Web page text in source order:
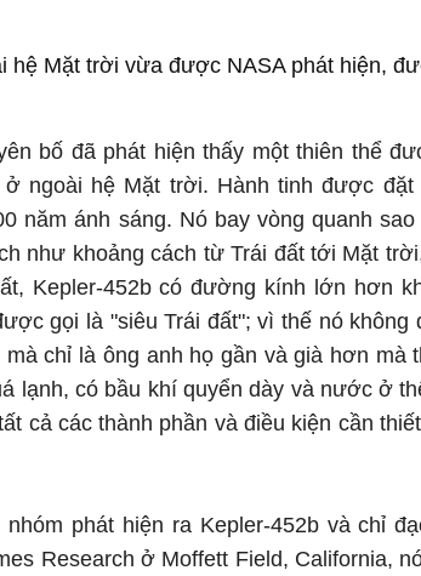
hệ Mặt trời vừa được NASA phát hiện,
bố đã phát hiện thấy một thiên thể
ngoài hệ Mặt trời. Hành tinh được đặt
năm ánh sáng. Nó bay vòng quanh
như khoảng cách từ Trái đất tới Mặt
Kepler-452b có đường kính lớn hơn
gọi là "siêu Trái đất"; vì thế nó không
chỉ là ông anh họ gần và già hơn mà
lạnh, có bầu khí quyển dày và nước ở
cả các thành phần và điều kiện cần
phát hiện ra Kepler-452b và chỉ
Research ở Moffett Field, California,